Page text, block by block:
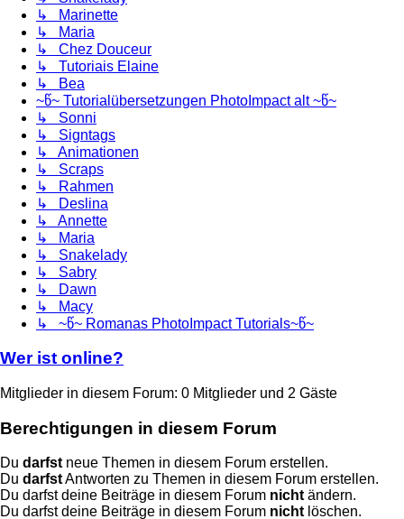
↳ Marinette
↳ Maria
↳ Chez Douceur
↳ Tutoriais Elaine
↳ Bea
~წ~ Tutorialübersetzungen PhotoImpact alt ~წ~
↳ Sonni
↳ Signtags
↳ Animationen
↳ Scraps
↳ Rahmen
↳ Deslina
↳ Annette
↳ Maria
↳ Snakelady
↳ Sabry
↳ Dawn
↳ Macy
↳ ~წ~ Romanas PhotoImpact Tutorials~წ~
Wer ist online?
Mitglieder in diesem Forum: 0 Mitglieder und 2 Gäste
Berechtigungen in diesem Forum
Du darfstneue Themen in diesem Forum erstellen.
Du darfstAntworten zu Themen in diesem Forum erstellen.
Du darfst deine Beiträge in diesem Forum nichtändern.
Du darfst deine Beiträge in diesem Forum nichtlöschen.